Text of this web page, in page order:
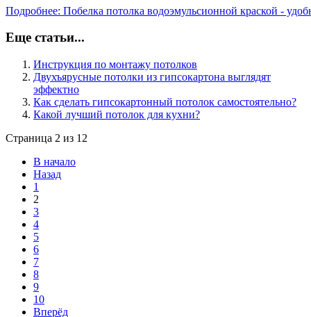
Подробнее: Побелка потолка водоэмульсионной краской -
Еще статьи...
Инструкция по монтажу потолков
Двухъярусные потолки из гипсокартона выглядят
эффектно
Как сделать гипсокартонный потолок самостоятельно?
Какой лучший потолок для кухни?
Страница 2 из 12
В начало
Назад
1
2
3
4
5
6
7
8
9
10
Вперёд